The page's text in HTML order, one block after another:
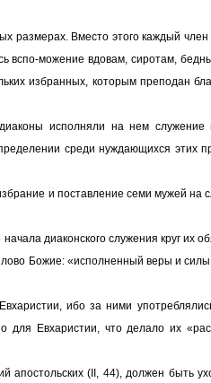
размерах. Вместо этого каждый
можение вдовам, сиротам,
избранных, которым преподан
исполняли на нем служение
среди нуждающихся этих
и поставление семи мужей на
диаконского служения круг их
Божие: «исполненный веры и
ибо за ними употреблялись
для Евхаристии, что делало их
апостольских (II, 44), должен быть